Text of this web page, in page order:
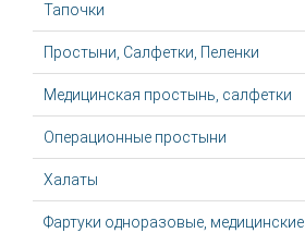
Тапочки
Простыни, Салфетки, Пеленки
Медицинская простынь, салфетки
Операционные простыни
Халаты
Фартуки одноразовые, медицинские